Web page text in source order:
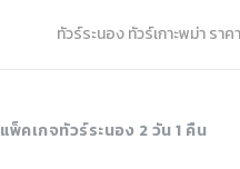
ทัวร์ระนอง ทัวร์เกาะพม่า ราค
แพ็คเกจทัวร์ระนอง 2 วัน 1 คืน